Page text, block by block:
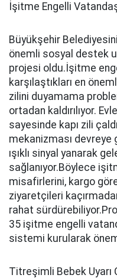
İşitme Engelli
Büyükşehir
önemli sosyal destek
projesi oldu.İşitme
karşılaştıkları en
zilini duyamama
ortadan kaldırılıyor.
sayesinde kapı zili
mekanizması devreye
ışıklı sinyal yanarak
sağlanıyor.Böylece
misafirlerini, kargo
ziyaretçileri
rahat
35 işitme engelli
sistemi kurularak
Titreşimli Bebek Uyarı